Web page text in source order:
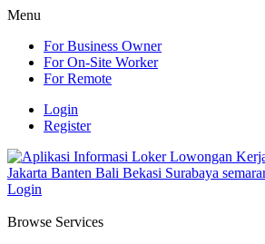
Menu
For Business Owner
For On-Site Worker
For Remote
Login
Register
Login
Browse Services